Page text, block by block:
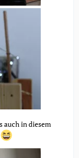
auch in diesem